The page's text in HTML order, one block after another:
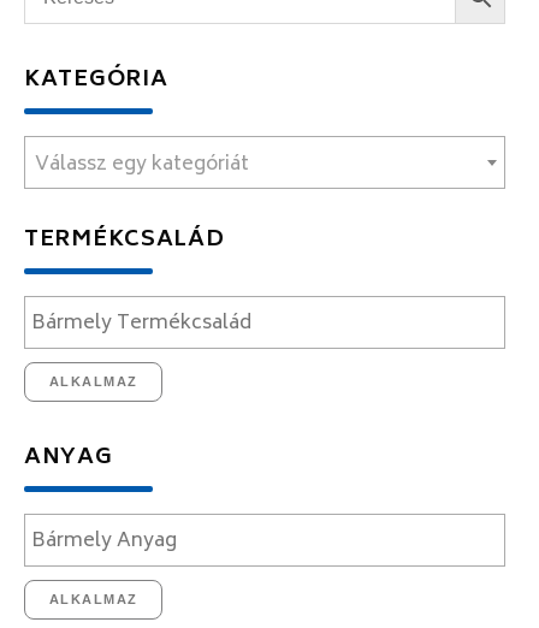
KATEGÓRIA
Válassz egy kategóriát
TERMÉKCSALÁD
ALKALMAZ
ANYAG
ALKALMAZ